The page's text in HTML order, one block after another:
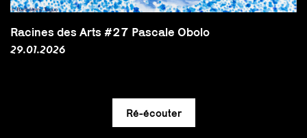
Racines des Arts #27 Pascale Obolo
29.01.2026